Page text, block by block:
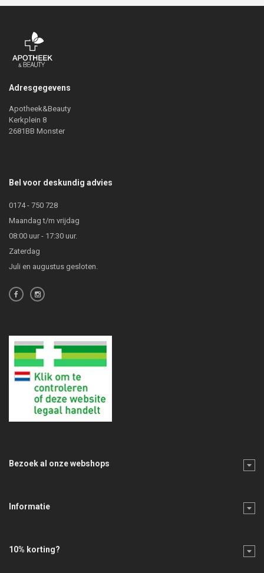
Adresgegevens
Apotheek&Beauty
Kerkplein 8
2681BB Monster
Bel voor deskundig advies
0174 - 750 728
Maandag t/m vrijdag
08:00 uur - 17:30 uur.
Zaterdag
Juli en augustus gesloten.
Bezoek al onze webshops
Informatie
10% korting?